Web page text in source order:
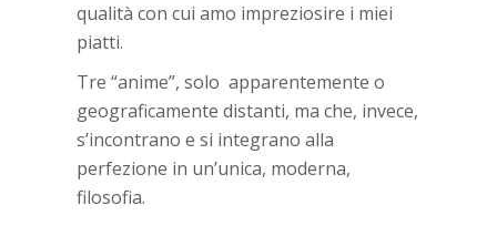
qualità con cui amo impreziosire i miei
piatti.
Tre “anime”, solo apparentemente o
geograficamente distanti, ma che, invece,
s’incontrano e si integrano alla
perfezione in un’unica, moderna,
filosofia.